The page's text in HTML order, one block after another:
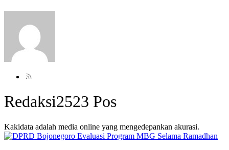
Redaksi2523 Pos
Kakidata adalah media online yang mengedepankan akurasi.